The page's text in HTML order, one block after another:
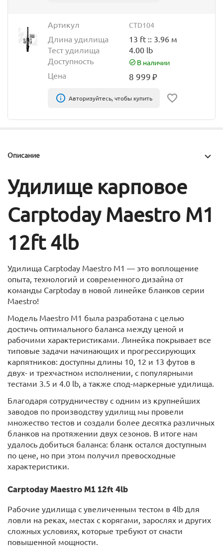
Артикул CTD104
Длина удилища
13 ft :: 3.96 м
Тест удилища
4.00 lb
Доступность
В наличии
Цена 8 999₽
Авторизуйтесь, чтобы купить
Описание
Удилище карповое
Carptoday Maestro M1
12ft 4lb
Удилища Carptoday Maestro M1 — это воплощение
опыта, технологий и современного дизайна от
команды Carptoday в новой линейке бланков серии
Maestro!
Модель Maestro M1 была разработана с целью
достичь оптимального баланса между ценой и
рабочими характеристиками. Линейка покрывает все
типовые задачи начинающих и прогрессирующих
карпятников: доступны длины 10, 12 и 13 футов в
двух- и трехчастном исполнении, с популярными
тестами 3.5 и 4.0 lb, а также спод-маркерные удилища.
Благодаря сотрудничеству с одним из крупнейших
заводов по производству удилищ мы провели
множество тестов и создали более десятка различных
бланков на протяжении двух сезонов. В итоге нам
удалось добиться баланса: бланк остался доступным
по цене, но при этом получил превосходные
характеристики.
Carptoday Maestro M1 12ft 4lb
Рабочие удилища с увеличенным тестом в 4lb для
ловли на реках, местах с корягами, зарослях и других
сложных условиях, которые требуют от снасти
повышенной мощности.